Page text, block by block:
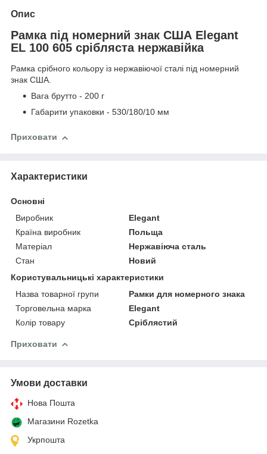
Опис
Рамка під номерний знак США Elegant
EL 100 605 срібляста нержавійка
Рамка срібного кольору із нержавіючої сталі під номерний
знак США.
Вага брутто - 200 г
Габарити упаковки - 530/180/10 мм
Приховати
Характеристики
Основні
Виробник
Elegant
Країна виробник
Польща
Матеріал
Нержавіюча сталь
Стан
Новий
Користувальницькі характеристики
Назва товарної групи
Рамки для номерного знака
Торговельна марка
Elegant
Колір товару
Сріблястий
Приховати
Умови доставки
Нова Пошта
Магазини Rozetka
Укрпошта